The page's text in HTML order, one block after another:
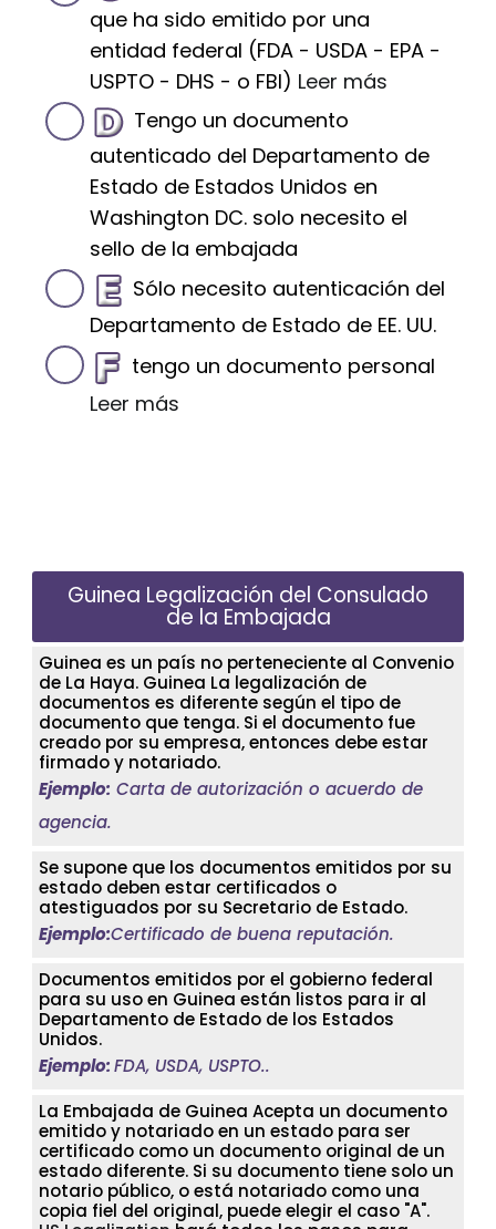
que ha sido emitido por una
entidad federal (FDA - USDA - EPA -
USPTO - DHS - o FBI) Leer más
Tengo un documento
autenticado del Departamento de
Estado de Estados Unidos en
Washington DC. solo necesito el
sello de la embajada
Sólo necesito autenticación del
Departamento de Estado de EE. UU.
tengo un documento personal
Leer más
Guinea Legalización del Consulado
de la Embajada
Guinea es un país no perteneciente al Convenio
de La Haya. Guinea La legalización de
documentos es diferente según el tipo de
documento que tenga. Si el documento fue
creado por su empresa, entonces debe estar
firmado y notariado.
Ejemplo: Carta de autorización o acuerdo de
agencia.
Se supone que los documentos emitidos por su
estado deben estar certificados o
atestiguados por su Secretario de Estado.
Ejemplo:Certificado de buena reputación.
Documentos emitidos por el gobierno federal
para su uso en Guinea están listos para ir al
Departamento de Estado de los Estados
Unidos.
Ejemplo:FDA, USDA, USPTO..
La Embajada de Guinea Acepta un documento
emitido y notariado en un estado para ser
certificado como un documento original de un
estado diferente. Si su documento tiene solo un
notario público, o está notariado como una
copia fiel del original, puede elegir el caso "A".